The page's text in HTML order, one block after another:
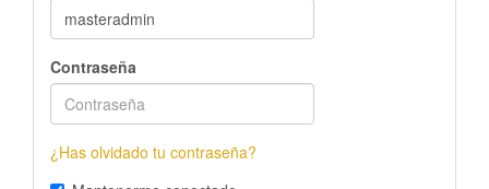
Contraseña
¿Has olvidado tu contraseña?